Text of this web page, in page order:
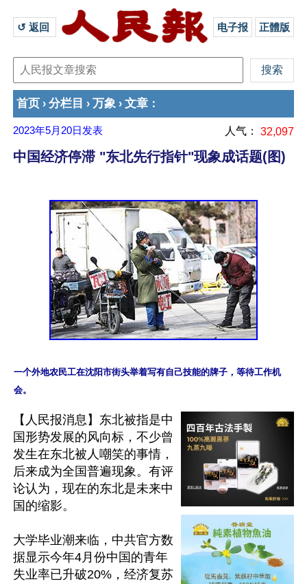
↺ 返回 电子报 正體版
首页 › 分栏目 › 万象 › 文章 ：
2023年5月20日 发表 人气： 32,097
中国经济停滞 "东北先行指针"现象成话题(图)
一个外地农民工在沈阳市街头举着写有自己技能的牌子，等待工作机
【人民报消息】东北被指是中
国形势发展的风向标，不少曾
发生在东北被人嘲笑的事情，
后来成为全国普遍现象。有评
论认为，现在的东北是未来中
国的缩影。
大学毕业潮来临，中共官方数
据显示今年4月份中国的青年
失业率已升破20%，经济复苏